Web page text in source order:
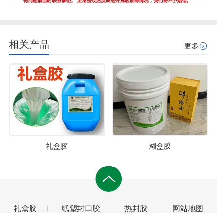
相关产品 更多
礼盒胶 糊盒胶
礼盒胶 纸塑封口胶 热封胶 网站地图